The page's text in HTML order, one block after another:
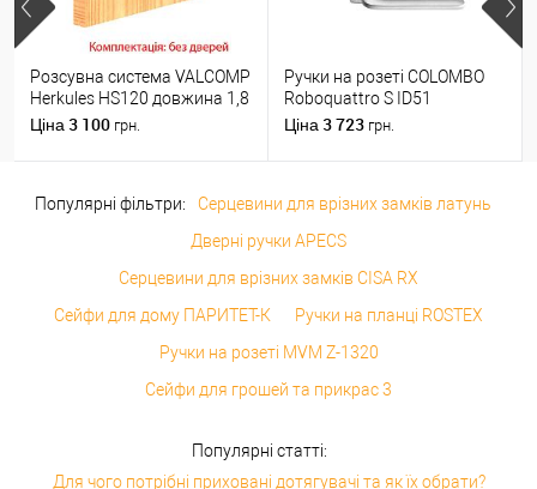
Розсувна система VALCOMP
Herkules HS120 довжина 1,8
м на 1 полотно вагою до
Ціна 3 100 грн.
Ручки на розеті COLOMBO
Roboquattro S ID51
(PT19BZG-PT13) матовий
Ціна 3 723 грн.
Популярні фільтри:
Серцевини для врізних замків латунь
Дверні ручки APECS
Серцевини для врізних замків CISA RX
Сейфи для дому ПАРИТЕТ-К
Ручки на планці ROSTEX
Ручки на розеті MVM Z-1320
Сейфи для грошей та прикрас 3
Популярні статті:
Для чого потрібні приховані дотягувачі та як їх обрати?